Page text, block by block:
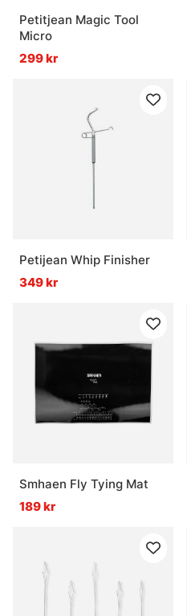
Petitjean Magic Tool
Micro
299 kr
Petijean Whip Finisher
349 kr
Smhaen Fly Tying Mat
189 kr